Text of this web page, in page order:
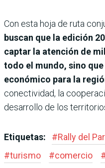
Con esta hoja de ruta
buscan que la edición
captar la atención de
todo el mundo, sino
económico para la
conectividad, la
desarrollo de los
Etiquetas: #Rally del
#turismo #comercio